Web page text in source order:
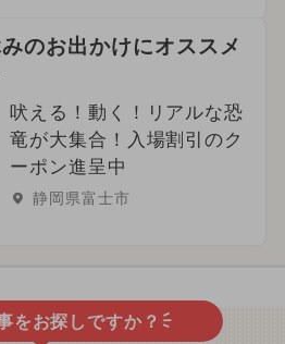
のお出かけにオススメ
吠える！動く！リアルな恐
竜が大集合！入場割引のク
ーポン進呈中
静岡県富士市
をお探しですか？